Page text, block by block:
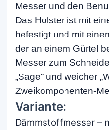
Messer und den
Das Holster ist mit
befestigt und mit
der an einem Gürtel
Messer zum
„Säge“ und weicher
Zweikomponenten-
Variante:
Dämmstoffmesser –